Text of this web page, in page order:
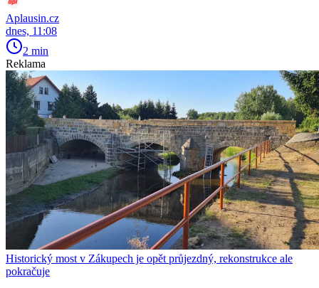
Aplausin.cz
dnes, 11:08
2 min
Reklama
Historický most v Zákupech je opět průjezdný, rekonstrukce ale
pokračuje